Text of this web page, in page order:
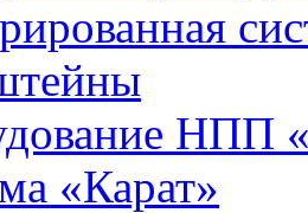
НПП
«Карат»